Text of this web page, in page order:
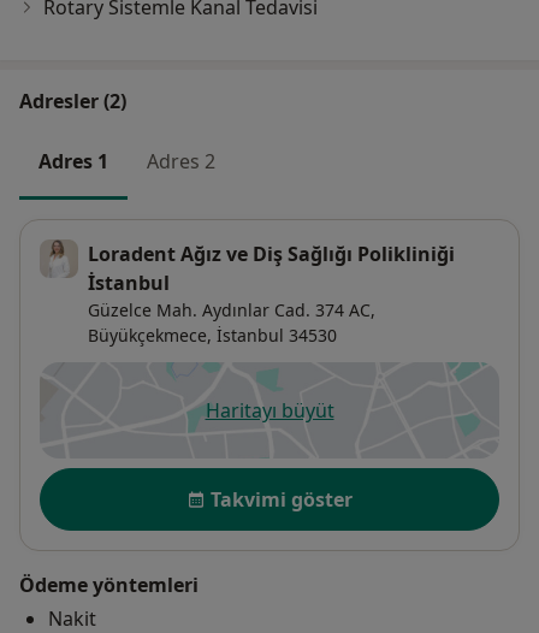
Rotary Sistemle Kanal Tedavisi
Adresler (2)
Adres 1 Adres 2
Loradent Ağız ve Diş Sağlığı Polikliniği
İstanbul
Güzelce Mah. Aydınlar Cad. 374 AC,
Büyükçekmece, İstanbul 34530
Haritayı büyütyeni bir sekmede açılır
Uygunluk
Takvimi göster
Ödeme yöntemleri
Nakit